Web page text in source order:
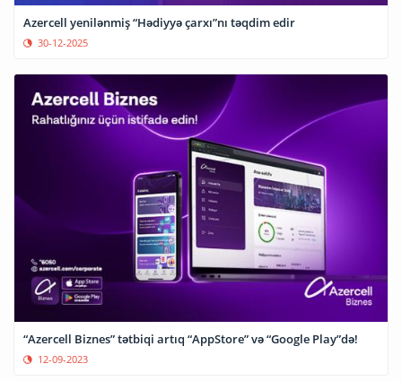
Azercell yenilənmiş “Hədiyyə çarxı”nı təqdim edir
30-12-2025
“Azercell Biznes” tətbiqi artıq “AppStore” və “Google Play”də!
12-09-2023